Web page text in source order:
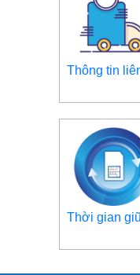
Thông tin
Thời gian